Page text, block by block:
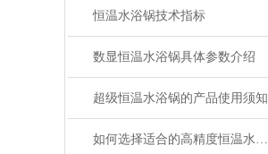
恒温水浴锅技术指标
数显恒温水浴锅具体参数介绍
超级恒温水浴锅的产品使用须知
如何选择适合的高精度恒温水浴锅